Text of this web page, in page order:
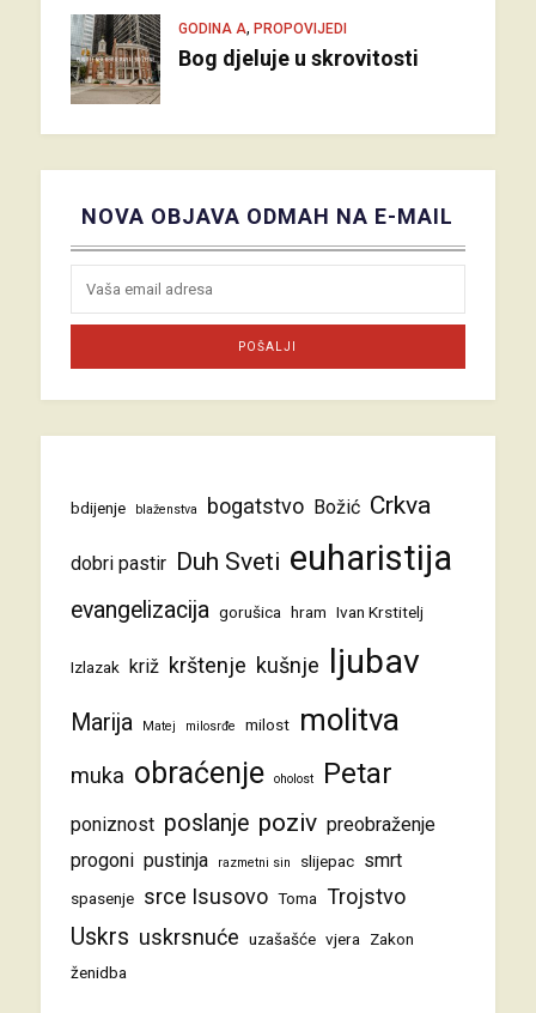
GODINA A, PROPOVIJEDI
Bog djeluje u skrovitosti
NOVA OBJAVA ODMAH NA E-MAIL
bdijenje blaženstva bogatstvo Božić Crkva
dobri pastir Duh Sveti euharistija
evangelizacija gorušica hram Ivan Krstitelj
Izlazak križ krštenje kušnje ljubav
Marija Matej milosrđe milost molitva
muka obraćenje oholost Petar
poniznost poslanje poziv preobraženje
progoni pustinja razmetni sin slijepac smrt
spasenje srce Isusovo Toma Trojstvo
Uskrs uskrsnuće uzašašće vjera
Zakon
ženidba